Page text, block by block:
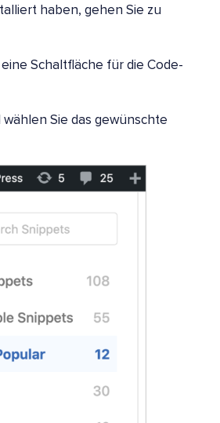
haben, gehen Sie zu
Schaltfläche für die Code-
wählen Sie das gewünschte